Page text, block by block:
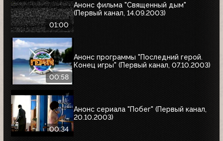
01:00
Анонс фильма "Священный дым"
(Первый канал, 14.09.2003)
00:58
Анонс программы "Последний герой.
Конец игры" (Первый канал, 07.10.2003)
00:34
Анонс сериала "Побег" (Первый канал,
20.10.2003)